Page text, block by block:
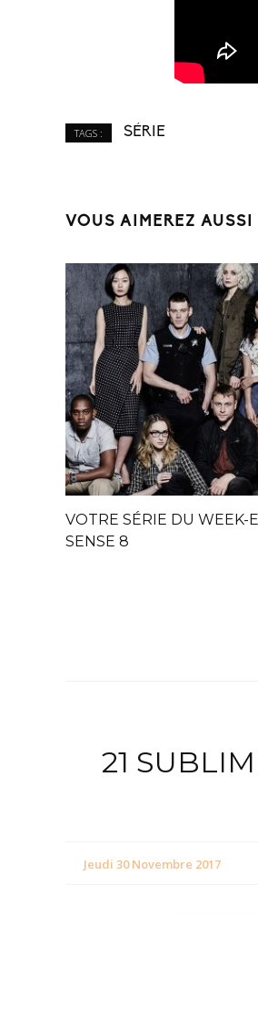
TAGS : SÉRIE
VOUS AIMEREZ AUSSI
VOTRE SÉRIE DU WEEK-
SENSE 8
21
Jeudi 30 Novembre 2017